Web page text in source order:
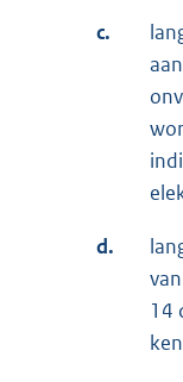
c.
d.
14